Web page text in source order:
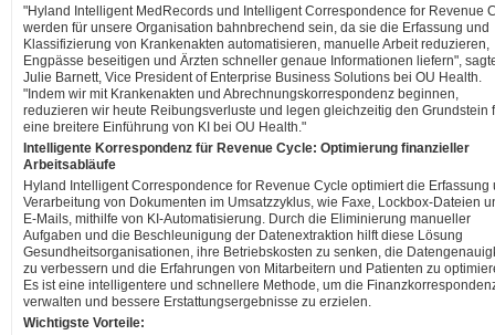
"Hyland Intelligent MedRecords und Intelligent Correspondence for Revenue
werden für unsere Organisation bahnbrechend sein, da sie die Erfassung und
Klassifizierung von Krankenakten automatisieren, manuelle Arbeit reduzieren,
Engpässe beseitigen und Ärzten schneller genaue Informationen liefern",
Julie Barnett, Vice President of Enterprise Business Solutions bei OU Health.
"Indem wir mit Krankenakten und Abrechnungskorrespondenz beginnen,
reduzieren wir heute Reibungsverluste und legen gleichzeitig den Grundstein
eine breitere Einführung von KI bei OU Health."
Intelligente Korrespondenz für Revenue Cycle: Optimierung finanzieller
Arbeitsabläufe
Hyland Intelligent Correspondence for Revenue Cycle optimiert die Erfassung
Verarbeitung von Dokumenten im Umsatzzyklus, wie Faxe, Lockbox-Dateien
E-Mails, mithilfe von KI-Automatisierung. Durch die Eliminierung manueller
Aufgaben und die Beschleunigung der Datenextraktion hilft diese Lösung
Gesundheitsorganisationen, ihre Betriebskosten zu senken, die
zu verbessern und die Erfahrungen von Mitarbeitern und Patienten zu
Es ist eine intelligentere und schnellere Methode, um die
verwalten und bessere Erstattungsergebnisse zu erzielen.
Wichtigste Vorteile: